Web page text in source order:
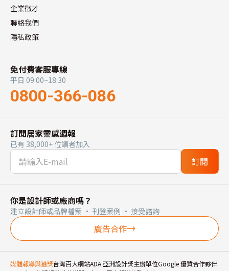
企業徵才
聯絡我們
隱私政策
免付費客服專線
平日 09:00~18:30
0800-366-086
訂閱居家靈感週報
已有 38,000+ 位讀者加入
訂閱
你是設計師或廠商嗎？
建立設計師或品牌檔案 · 刊登案例 · 接受諮詢
廣告合作
媒體報導與獲獎台灣百大網站ADA 亞洲設計獎主辦單位Google 優質合作夥伴